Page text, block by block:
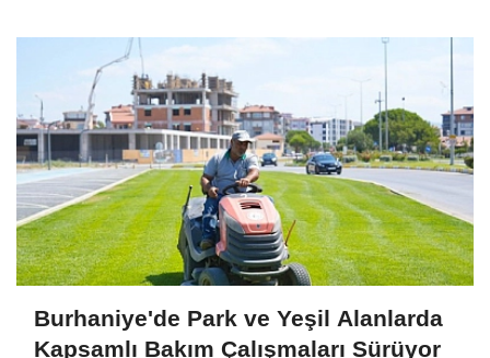
Burhaniye'de Park ve Yeşil Alanlarda
Kapsamlı Bakım Çalışmaları Sürüyor